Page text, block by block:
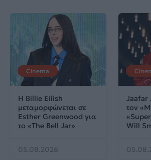
Cinema
Η Billie Eilish
μεταμορφώνεται σε
Esther Greenwood για
το «The Bell Jar»
05.08.2026
Jaafar
τον
Will